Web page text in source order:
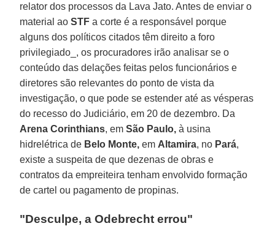
relator dos processos da Lava Jato. Antes de enviar o
material aoSTF a corte é a responsável porque
alguns dos políticos citados têm direito a foro
privilegiado_, os procuradores irão analisar se o
conteúdo das delações feitas pelos funcionários e
diretores são relevantes do ponto de vista da
investigação, o que pode se estender até as vésperas
do recesso do Judiciário, em 20 de dezembro. Da
Arena Corinthians, emSão Paulo, à usina
hidrelétrica de Belo Monte, em Altamira, no Pará,
existe a suspeita de que dezenas de obras e
contratos da empreiteira tenham envolvido formação
de cartel ou pagamento de propinas.
"Desculpe, a Odebrecht errou"